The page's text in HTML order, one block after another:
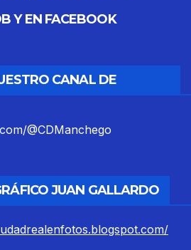
Y EN FACEBOOK
CANAL DE
@CDManchego
JUAN GALLARDO